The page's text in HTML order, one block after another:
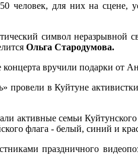
человек, для них на
символ неразрывной
Ольга Стародумова.
вручили подарки от
провели в Куйтуне
активные семьи
флага - белый, синий и
праздничного